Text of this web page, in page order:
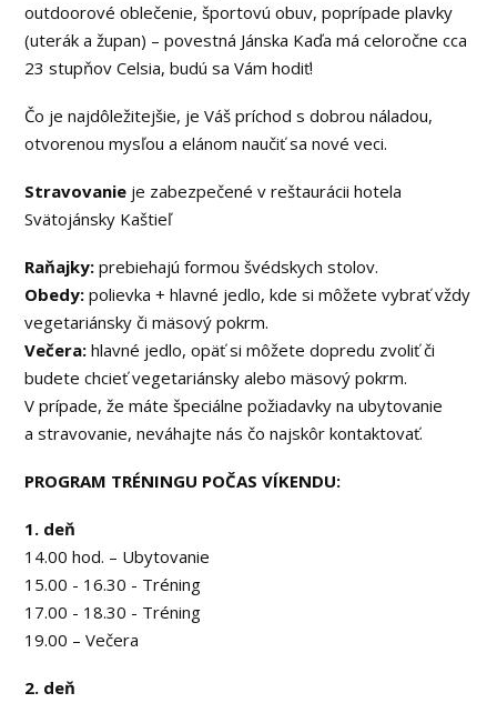
outdoorové oblečenie, športovú obuv, poprípade plavky
(uterák a župan) – povestná Jánska Kaďa má celoročne cca
23 stupňov Celsia, budú sa Vám hodiť!
Čo je najdôležitejšie, je Váš príchod s dobrou náladou,
otvorenou mysľou a elánom naučiť sa nové veci.
Stravovanie je zabezpečené v reštaurácii hotela
Svätojánsky Kaštieľ
Raňajky: prebiehajú formou švédskych stolov.
Obedy: polievka + hlavné jedlo, kde si môžete vybrať vždy
vegetariánsky či mäsový pokrm.
Večera: hlavné jedlo, opäť si môžete dopredu zvoliť či
budete chcieť vegetariánsky alebo mäsový pokrm.
V prípade, že máte špeciálne požiadavky na ubytovanie
a stravovanie, neváhajte nás čo najskôr kontaktovať.
PROGRAM TRÉNINGU POČAS VÍKENDU:
1. deň
14.00 hod. – Ubytovanie
15.00 - 16.30 - Tréning
17.00 - 18.30 - Tréning
19.00 – Večera
2. deň